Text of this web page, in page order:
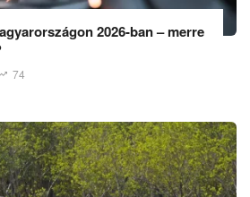
2026-ban – merre
74